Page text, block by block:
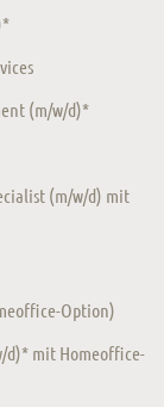
(m/w/d)*
(m/w/d) mit
Option)
d)* mit Homeoffice-